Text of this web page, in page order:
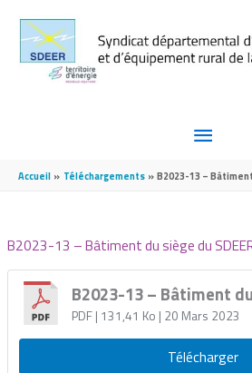
MENU
Accueil Téléchargements B2023-13 –
B2023-13 – Bâtiment du siège du
B2023-13 – Bâtiment
PDF| 131,41 Ko | 20 Mars 2023
Télécharger